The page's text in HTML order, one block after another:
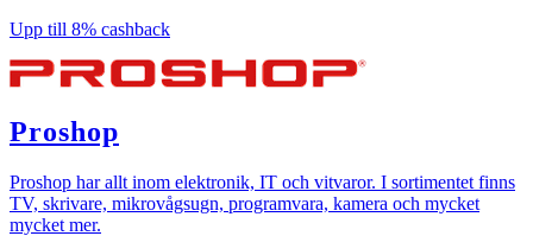
Upp till 8% cashback
Proshop
Proshop har allt inom elektronik, IT och vitvaror. I sortimentet finns
TV, skrivare, mikrovågsugn, programvara, kamera och mycket
mycket mer.